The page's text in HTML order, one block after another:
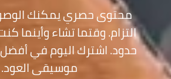
حصري يمكنك الوصول إليه دون
وقتما تشاء وأينما كنت. استمتع بلا
اشترك اليوم في أفضل تجربة لتعلم
موسيقى العود.